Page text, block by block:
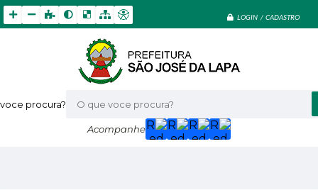
LOGIN / CADASTRO
procura?
Acompanhe